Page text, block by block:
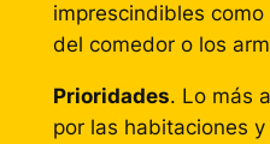
imprescindibles
del comedor o los
Prioridades. Lo más
por las habitaciones